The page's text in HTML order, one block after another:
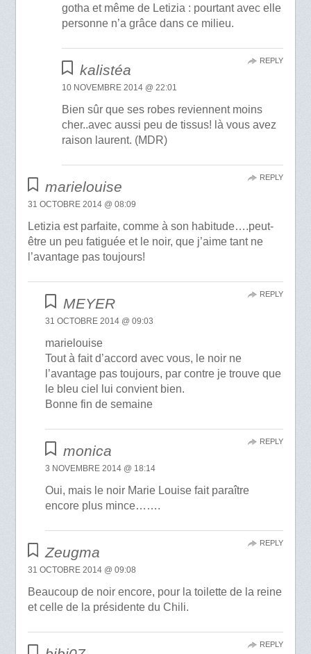
gotha et même de Letizia : pourtant avec elle
personne n’a grâce dans ce milieu.
kalistéa
10 NOVEMBRE 2014 @ 22:01
Bien sûr que ses robes reviennent moins
cher..avec aussi peu de tissus! là vous avez
raison laurent. (MDR)
REPLY
marielouise
31 OCTOBRE 2014 @ 08:09
Letizia est parfaite, comme à son habitude….peut-
être un peu fatiguée et le noir, que j’aime tant ne
l’avantage pas toujours!
REPLY
MEYER
31 OCTOBRE 2014 @ 09:03
marielouise
Tout à fait d’accord avec vous, le noir ne
l’avantage pas toujours, par contre je trouve que
le bleu ciel lui convient bien.
Bonne fin de semaine
REPLY
monica
3 NOVEMBRE 2014 @ 18:14
Oui, mais le noir Marie Louise fait paraître
encore plus mince…….
REPLY
Zeugma
31 OCTOBRE 2014 @ 09:08
Beaucoup de noir encore, pour la toilette de la reine
et celle de la présidente du Chili.
REPLY
REPLY